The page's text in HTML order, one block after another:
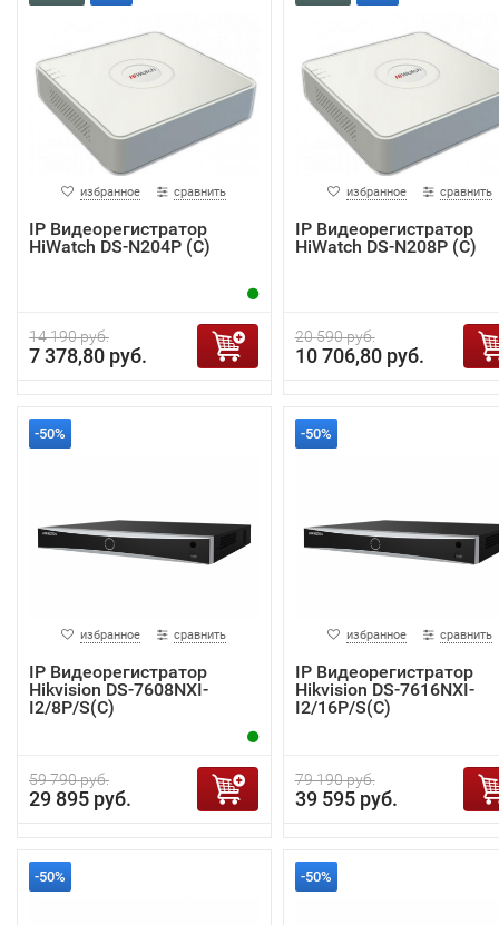
избранное сравнить
IP Видеорегистратор
HiWatch DS-N204P (C)
14 190 руб.
7 378,80 руб.
избранное сравнить
IP Видеорегистратор
HiWatch DS-N208P (C)
20 590 руб.
10 706,80 руб.
-50%
избранное сравнить
IP Видеорегистратор
Hikvision DS-7608NXI-
I2/8P/S(C)
59 790 руб.
29 895 руб.
-50%
избранное сравнить
IP Видеорегистратор
Hikvision DS-7616NXI-
I2/16P/S(C)
79 190 руб.
39 595 руб.
-50% -50%